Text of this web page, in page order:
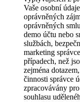
Vaše osobní
oprávněných
oprávněných
demo účtu nebo
službách,
marketing
případech, než
zejména
činnosti správce
zpracovávány
souhlasu